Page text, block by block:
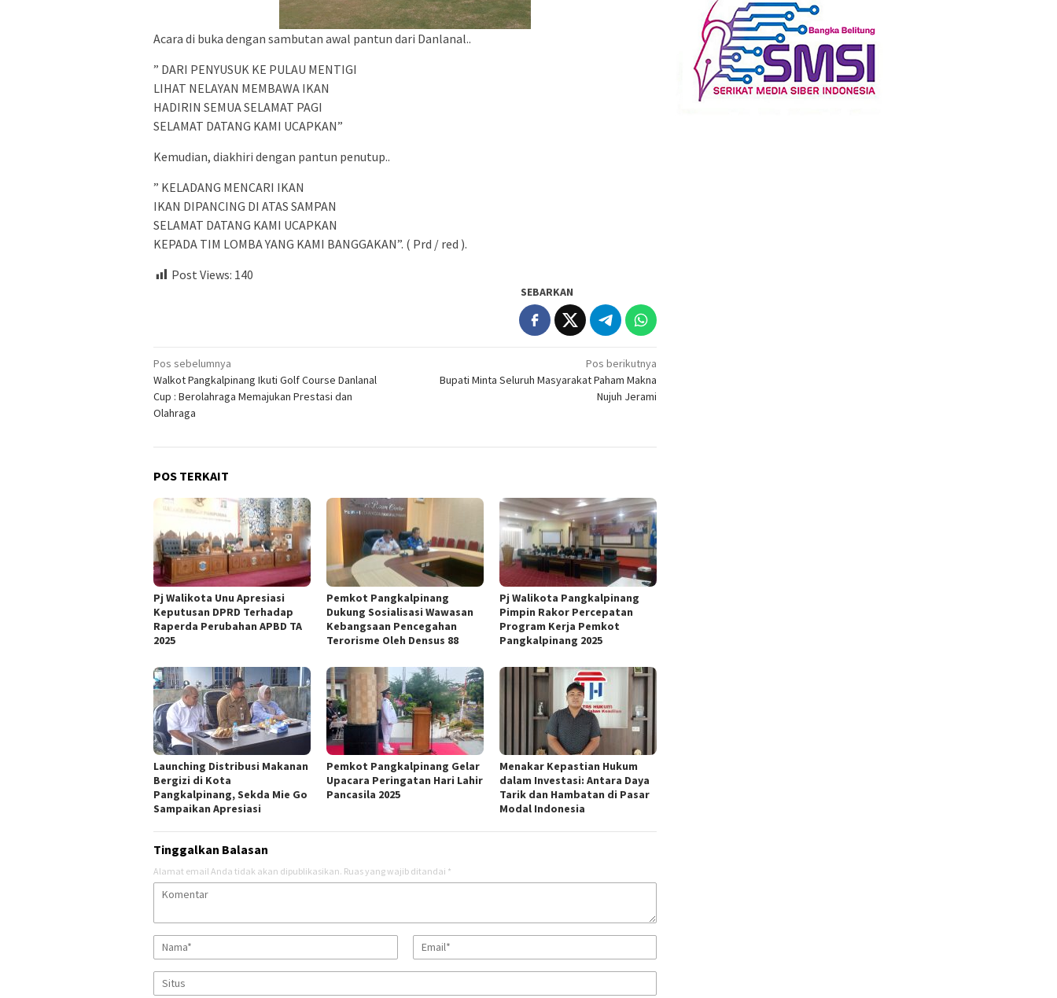
Acara di buka dengan sambutan awal pantun dari Danlanal..
” DARI PENYUSUK KE PULAU MENTIGI
LIHAT NELAYAN MEMBAWA IKAN
HADIRIN SEMUA SELAMAT PAGI
SELAMAT DATANG KAMI UCAPKAN”
Kemudian, diakhiri dengan pantun penutup..
” KELADANG MENCARI IKAN
IKAN DIPANCING DI ATAS SAMPAN
SELAMAT DATANG KAMI UCAPKAN
KEPADA TIM LOMBA YANG KAMI BANGGAKAN”. ( Prd / red ).
Post Views: 140
SEBARKAN
Navigasi
pos
Pos sebelumnya
Walkot Pangkalpinang Ikuti Golf Course Danlanal
Cup : Berolahraga Memajukan Prestasi dan
Olahraga
Pos berikutnya
Bupati Minta Seluruh Masyarakat Paham Makna
Nujuh Jerami
POS TERKAIT
Pj Walikota Unu Apresiasi
Keputusan DPRD Terhadap
Raperda Perubahan APBD TA
2025
Pemkot Pangkalpinang
Dukung Sosialisasi Wawasan
Kebangsaan Pencegahan
Terorisme Oleh Densus 88
Pj Walikota Pangkalpinang
Pimpin Rakor Percepatan
Program Kerja Pemkot
Pangkalpinang 2025
Launching Distribusi Makanan
Bergizi di Kota
Pangkalpinang, Sekda Mie Go
Sampaikan Apresiasi
Pemkot Pangkalpinang Gelar
Upacara Peringatan Hari Lahir
Pancasila 2025
Menakar Kepastian Hukum
dalam Investasi: Antara Daya
Tarik dan Hambatan di Pasar
Modal Indonesia
Tinggalkan Balasan
Alamat email Anda tidak akan dipublikasikan. Ruas yang wajib ditandai *